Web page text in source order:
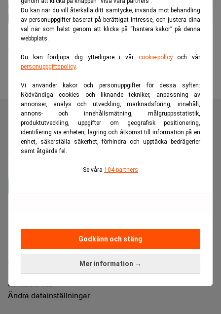
Du kan när du vill återkalla ditt samtycke, invända mot behandling
av personuppgifter baserat på berättigat intresse, och justera dina
val när som helst genom att klicka på “hantera kakor” på denna
webbplats.
Du kan fördjupa dig ytterligare i vår cookie-policyoch vår
personuppgiftspolicy.
Vi använder kakor och personuppgifter för dessa syften:
Nödvändiga cookies och liknande tekniker, anpassning av
annonser, analys och utveckling, marknadsföring, innehåll,
annons- och innehållsmätning, målgruppsstatistik,
produktutveckling, uppgifter om geografisk positionering,
identifiering via enheten, lagring och åtkomst till information på en
enhet, säkerställa säkerhet, förhindra och upptäcka bedrägerier
samt åtgärda fel.
Se våra 104 partners
Mer information →
Godkänn och stäng
Boutredning drog ut på tiden: Advokat får
straffavgift
Realtid är en oberoende och kostnadsfri nyhetskanal för
dig som vill fördjupa dig inom finans- och
Cookiepolicy
Relevance AI-policy
Annonsera på Realtid
Pressmeddelanden
Kontakta oss
Ändra datainställningar